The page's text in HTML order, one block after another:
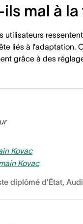
mal à la
utilisateurs
liés à l’adaptation.
grâce à des
Kovac
Kovac
diplômé d'État,